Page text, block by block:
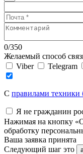
0/350
Желаемый способ
Viber
Telegram
C правилами техники
Я не гражданин
Нажимая на кнопку
обработку
Ваша заявка принята
Следующий шаг это